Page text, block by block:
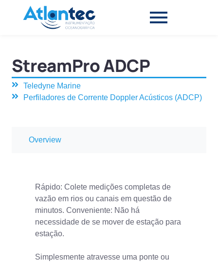
StreamPro ADCP
Teledyne Marine
Perfiladores de Corrente Doppler Acústicos (ADCP)
Overview
Rápido: Colete medições completas de
vazão em rios ou canais em questão de
minutos. Conveniente: Não há
necessidade de se mover de estação para
estação.
Simplesmente atravesse uma ponte ou